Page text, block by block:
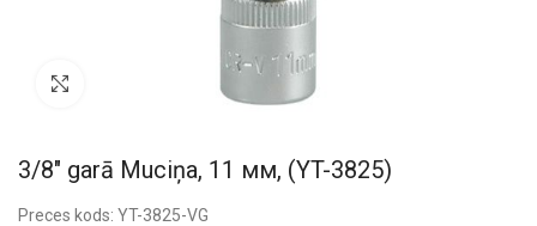
3/8″ garā Muciņa, 11 мм, (YT-3825)
Preces kods: YT-3825-VG